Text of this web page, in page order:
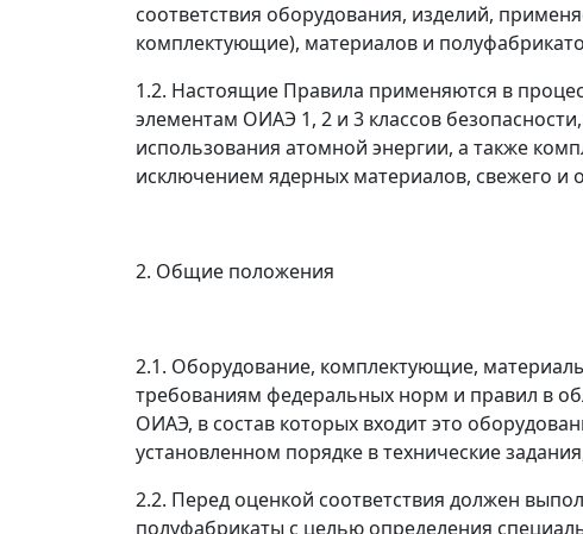
соответствия оборудования, изделий,
комплектующие), материалов и
1.2. Настоящие Правила применяются в
элементам ОИАЭ 1, 2 и 3 классов
использования атомной энергии, а также
исключением ядерных материалов, свежего и
2. Общие положения
2.1. Оборудование, комплектующие,
требованиям федеральных норм и правил в
ОИАЭ, в состав которых входит это
установленном порядке в технические
2.2. Перед оценкой соответствия должен
полуфабрикаты с целью определения